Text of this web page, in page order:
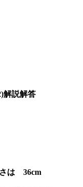
解説解答
は 36cm